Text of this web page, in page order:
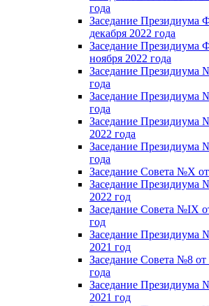
года
Заседание
декабря 2022 года
Заседание
ноября 2022 года
Заседание Президиума
года
Заседание Президиума
года
Заседание Президиума
2022 года
Заседание Президиума
года
Заседание Совета №X
Заседание Президиума
2022 год
Заседание Совета №IX
год
Заседание Президиума
2021 год
Заседание Совета №8 от
года
Заседание Президиума
2021 год